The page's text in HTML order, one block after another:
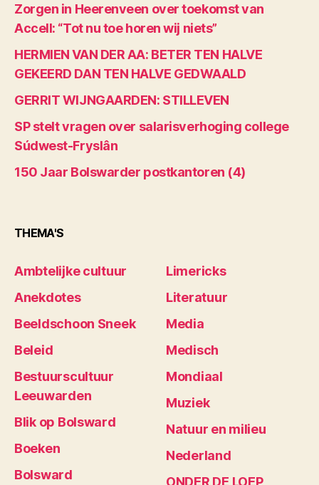
Zorgen in Heerenveen over toekomst van
Accell: “Tot nu toe horen wij niets”
HERMIEN VAN DER AA: BETER TEN HALVE
GEKEERD DAN TEN HALVE GEDWAALD
GERRIT WIJNGAARDEN: STILLEVEN
SP stelt vragen over salarisverhoging college
Súdwest-Fryslân
150 Jaar Bolswarder postkantoren (4)
THEMA'S
Ambtelijke cultuur
Anekdotes
Beeldschoon Sneek
Beleid
Bestuurscultuur
Leeuwarden
Blik op Bolsward
Boeken
Bolsward
Limericks
Literatuur
Media
Medisch
Mondiaal
Muziek
Natuur en milieu
Nederland
ONDER DE LOEP